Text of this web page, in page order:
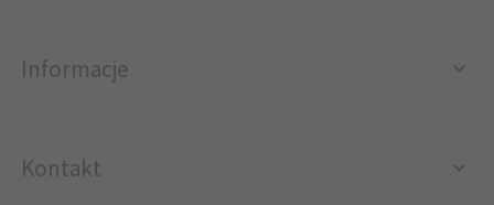
Informacje
Kontakt